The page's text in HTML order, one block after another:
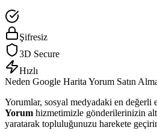
Şifresiz
3D Secure
Hızlı
Neden Google Harita Yorum Satın
Yorumlar, sosyal medyadaki en değerli
Yorum hizmetimizle gönderilerinizin
yaratarak topluluğunuzu harekete